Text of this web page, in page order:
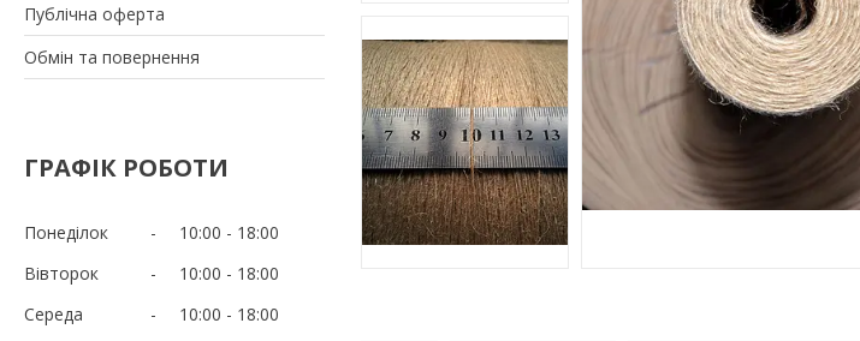
Публічна оферта
Обмін та повернення
ГРАФІК РОБОТИ
Понеділок 10:00
18:00
Вівторок
10:00
18:00
Середа
10:00
18:00